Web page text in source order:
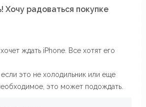
Хочу радоваться покупке
ждать iPhone. Все хотят его
это не холодильник или еще
это может подождать.